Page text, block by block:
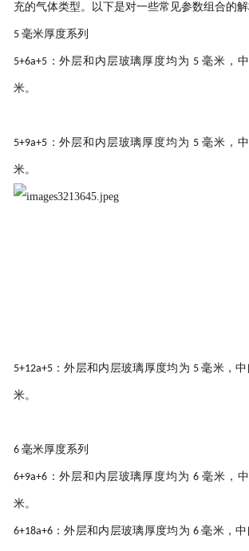
充的气体类型。以下是对一些常见参数组合的解
5 毫米厚度系列
5+6a+5：外层和内层玻璃厚度均为 5毫米，
米。
5+9a+5：外层和内层玻璃厚度均为 5毫米，
米。
5+12a+5：外层和内层玻璃厚度均为 5毫米，
米。
6 毫米厚度系列
6+9a+6：外层和内层玻璃厚度均为6毫米，
米。
6+18a+6：外层和内层玻璃厚度均为6毫米，